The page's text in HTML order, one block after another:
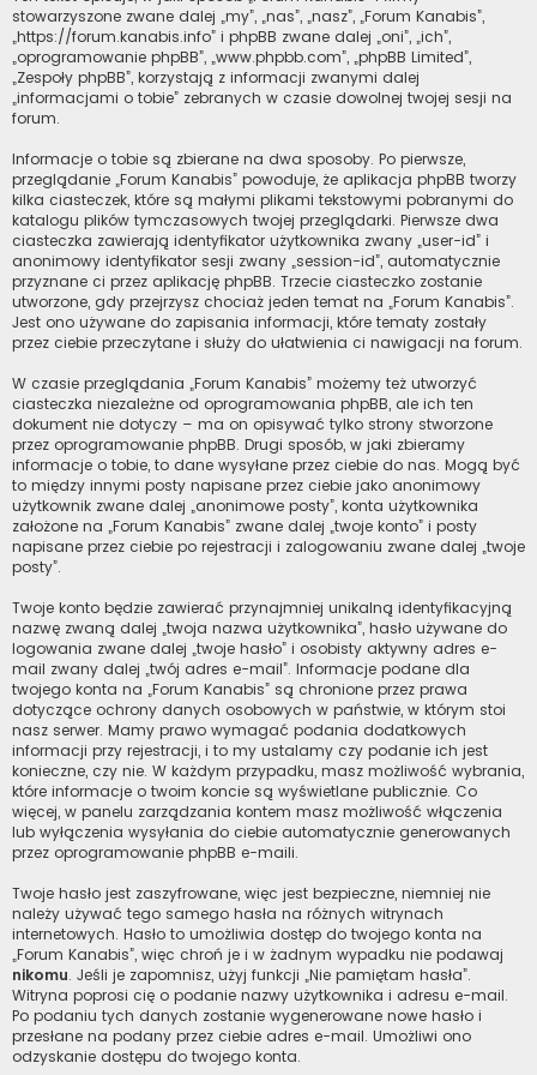
stowarzyszone zwane dalej „my”, „nas”, „nasz”, „Forum Kanabis”,
„https://forum.kanabis.info” i phpBB zwane dalej „oni”, „ich”,
„oprogramowanie phpBB”, „www.phpbb.com”, „phpBB Limited”,
„Zespoły phpBB”, korzystają z informacji zwanymi dalej
„informacjami o tobie” zebranych w czasie dowolnej twojej sesji na
forum.
Informacje o tobie są zbierane na dwa sposoby. Po pierwsze,
przeglądanie „Forum Kanabis” powoduje, że aplikacja phpBB tworzy
kilka ciasteczek, które są małymi plikami tekstowymi pobranymi do
katalogu plików tymczasowych twojej przeglądarki. Pierwsze dwa
ciasteczka zawierają identyfikator użytkownika zwany „user-id” i
anonimowy identyfikator sesji zwany „session-id”, automatycznie
przyznane ci przez aplikację phpBB. Trzecie ciasteczko zostanie
utworzone, gdy przejrzysz chociaż jeden temat na „Forum Kanabis”.
Jest ono używane do zapisania informacji, które tematy zostały
przez ciebie przeczytane i służy do ułatwienia ci nawigacji na forum.
W czasie przeglądania „Forum Kanabis” możemy też utworzyć
ciasteczka niezależne od oprogramowania phpBB, ale ich ten
dokument nie dotyczy – ma on opisywać tylko strony stworzone
przez oprogramowanie phpBB. Drugi sposób, w jaki zbieramy
informacje o tobie, to dane wysyłane przez ciebie do nas. Mogą być
to między innymi posty napisane przez ciebie jako anonimowy
użytkownik zwane dalej „anonimowe posty”, konta użytkownika
założone na „Forum Kanabis” zwane dalej „twoje konto” i posty
napisane przez ciebie po rejestracji i zalogowaniu zwane dalej „twoje
posty”.
Twoje konto będzie zawierać przynajmniej unikalną identyfikacyjną
nazwę zwaną dalej „twoja nazwa użytkownika”, hasło używane do
logowania zwane dalej „twoje hasło” i osobisty aktywny adres e-
mail zwany dalej „twój adres e-mail”. Informacje podane dla
twojego konta na „Forum Kanabis” są chronione przez prawa
dotyczące ochrony danych osobowych w państwie, w którym stoi
nasz serwer. Mamy prawo wymagać podania dodatkowych
informacji przy rejestracji, i to my ustalamy czy podanie ich jest
konieczne, czy nie. W każdym przypadku, masz możliwość wybrania,
które informacje o twoim koncie są wyświetlane publicznie. Co
więcej, w panelu zarządzania kontem masz możliwość włączenia
lub wyłączenia wysyłania do ciebie automatycznie generowanych
przez oprogramowanie phpBB e-maili.
Twoje hasło jest zaszyfrowane, więc jest bezpieczne, niemniej nie
należy używać tego samego hasła na różnych witrynach
internetowych. Hasło to umożliwia dostęp do twojego konta na
„Forum Kanabis”, więc chroń je i w żadnym wypadku nie podawaj
nikomu. Jeśli je zapomnisz, użyj funkcji „Nie pamiętam hasła”.
Witryna poprosi cię o podanie nazwy użytkownika i adresu e-mail.
Po podaniu tych danych zostanie wygenerowane nowe hasło i
przesłane na podany przez ciebie adres e-mail. Umożliwi ono
odzyskanie dostępu do twojego konta.